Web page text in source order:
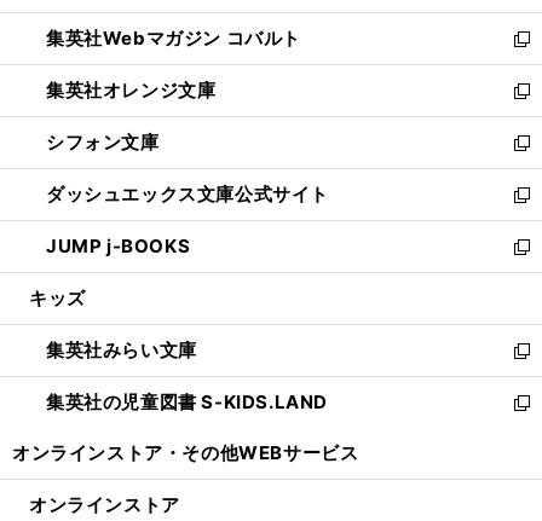
開
く
ウ
で
開
く
ン
ド
ウ
で
開
く
ウ
ィ
ン
ド
ウ
で
開
く
集英社Webマガジン コバルト
新
し
い
ウ
ィ
ン
ド
ウ
で
開
集英社オレンジ文庫
新
し
い
ウ
ィ
ン
ド
ウ
開
く
シフォン文庫
新
し
い
ウ
ィ
ン
ウ
で
開
く
ダッシュエックス文庫公式サイト
新
し
い
ウ
ン
ド
ウ
で
JUMP j-BOOKS
新
し
ウ
ィ
ン
ド
開
キッズ
集英社みらい文庫
新
し
い
ン
集英社の児童図書 S-KIDS.LAND
新
ウ
オンラインストア・ その他WEBサービス
オンラインストア